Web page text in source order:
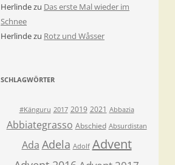
Herlindezu Das erste Mal wieder im
Schnee
Herlindezu Rotz und Wåsser
SCHLAGWÖRTER
#Känguru 2017 2019 2021 Abbazia
Abbiategrasso Abschied Absurdistan
Ada Adela Adolf Advent